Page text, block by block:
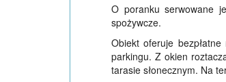
O poranku serwowane
spożywcze.
Obiekt oferuje
parkingu. Z okien
tarasie słonecznym. Na